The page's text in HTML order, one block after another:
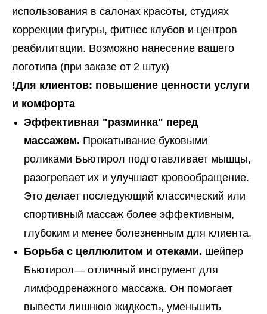
использования в салонах красоты, студиях
коррекции фигуры, фитнес клубов и центров
реабилитации. Возможно нанесение вашего
логотипа (при заказе от 2 штук)
!Для клиентов: повышение ценности услуги
и комфорта
Эффективная "разминка" перед
массажем. Прокатывание буковыми
роликами Бьютирол подготавливает мышцы,
разогревает их и улучшает кровообращение.
Это делает последующий классический или
спортивный массаж более эффективным,
глубоким и менее болезненным для клиента.
Борьба с целлюлитом и отеками. шейпер
Бьютирол— отличный инструмент для
лимфодренажного массажа. Он помогает
вывести лишнюю жидкость, уменьшить